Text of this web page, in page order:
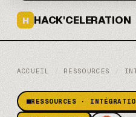
H HACK'CELERATION
ACCUEIL / RESSOURCES /
RESSOURCES ·